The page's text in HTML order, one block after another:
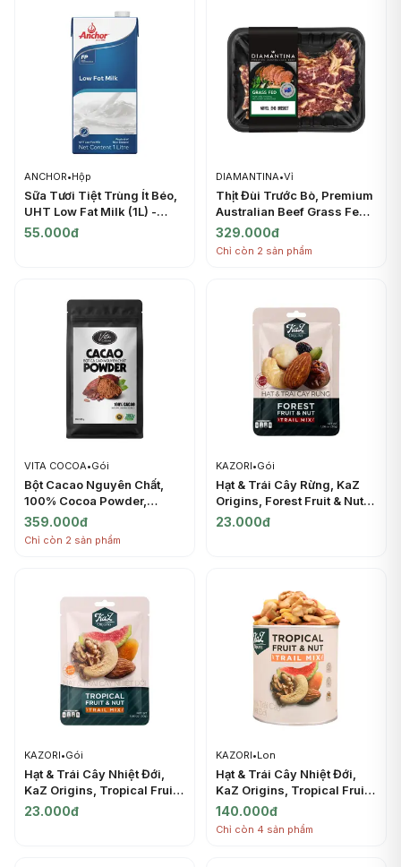
ANCHOR•Hộp
Sữa Tươi Tiệt Trùng Ít Béo,
UHT Low Fat Milk (1L) -
ANCHOR
55.000đ
DIAMANTINA•Vỉ
Thịt Đùi Trước Bò, Premium
Australian Beef Grass Fed,
Navel End Brisket (500g) -
DIAMANTINA
329.000đ
Chỉ còn 2 sản phẩm
VITA COCOA•Gói
Bột Cacao Nguyên Chất,
100% Cocoa Powder,
Natural Unsweetened
(500g) - VITA COCOA
359.000đ
Chỉ còn 2 sản phẩm
KAZORI•Gói
Hạt & Trái Cây Rừng, KaZ
Origins, Forest Fruit & Nut
Trail Mix, 1.06 oz (30g) -
23.000đ
KAZORI•Gói
Hạt & Trái Cây Nhiệt Đới,
KaZ Origins, Tropical Fruit
& Nut Trail Mix, 1.06 oz
23.000đ
KAZORI•Lon
Hạt & Trái Cây Nhiệt Đới,
KaZ Origins, Tropical Fruit
& Nut Trail Mix, 6.3 oz
(180g) - KAZORI
140.000đ
Chỉ còn 4 sản phẩm